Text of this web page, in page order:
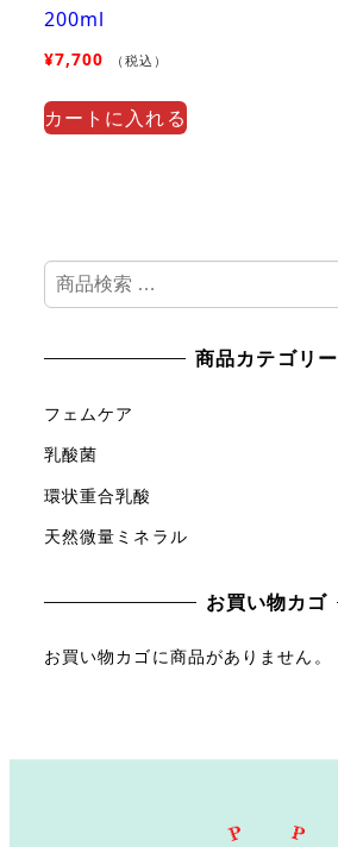
200ml
¥7,700 （税込）
カートに入れる
検
索
象
商品カテゴリー
フェムケア
乳酸菌
環状重合乳酸
天然微量ミネラル
お買い物カゴ
お買い物カゴに商品がありません。